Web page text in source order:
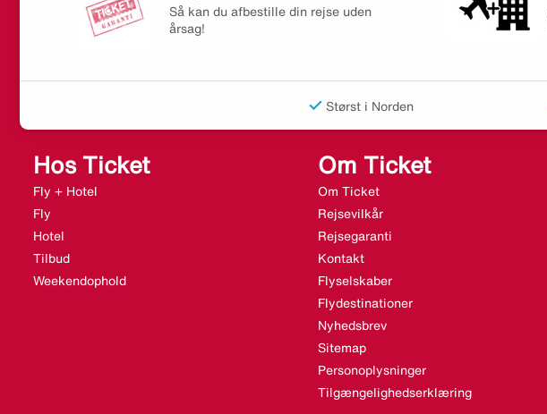
Så kan du afbestille din rejse uden
årsag!
Størst i Norden
Hos Ticket
Fly + Hotel
Fly
Hotel
Tilbud
Weekendophold
Om Ticket
Om Ticket
Rejsevilkår
Rejsegaranti
Kontakt
Flyselskaber
Flydestinationer
Nyhedsbrev
Sitemap
Personoplysninger
Tilgængelighedserklæring